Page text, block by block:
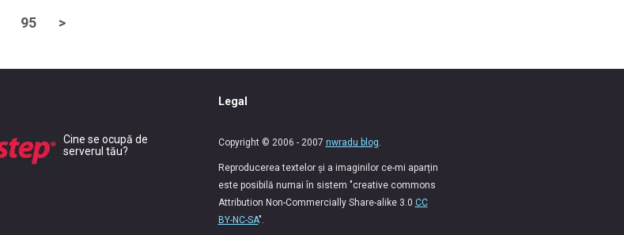
95 >
Cine se ocupă de
serverul tău?
Legal
Copyright © 2006 - 2007 nwradu blog.
Reproducerea textelor și a imaginilor ce-mi aparțin
este posibilă numai în sistem "creative commons
Attribution Non-Commercially Share-alike 3.0 CC
BY-NC-SA".